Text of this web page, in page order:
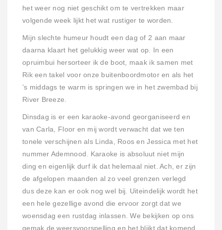
het weer nog niet geschikt om te vertrekken maar
volgende week lijkt het wat rustiger te worden.
Mijn slechte humeur houdt een dag of 2 aan maar
daarna klaart het gelukkig weer wat op. In een
opruimbui hersorteer ik de boot, maak ik samen met
Rik een takel voor onze buitenboordmotor en als het
’s middags te warm is springen we in het zwembad bij
River Breeze.
Dinsdag is er een karaoke-avond georganiseerd en
van Carla, Floor en mij wordt verwacht dat we ten
tonele verschijnen als Linda, Roos en Jessica met het
nummer Ademnood. Karaoke is absoluut niet mijn
ding en eigenlijk durf ik dat helemaal niet. Ach, er zijn
de afgelopen maanden al zo veel grenzen verlegd
dus deze kan er ook nog wel bij. Uiteindelijk wordt het
een hele gezellige avond die ervoor zorgt dat we
woensdag een rustdag inlassen. We bekijken op ons
gemak de weersvoorspelling en het blijkt dat komend